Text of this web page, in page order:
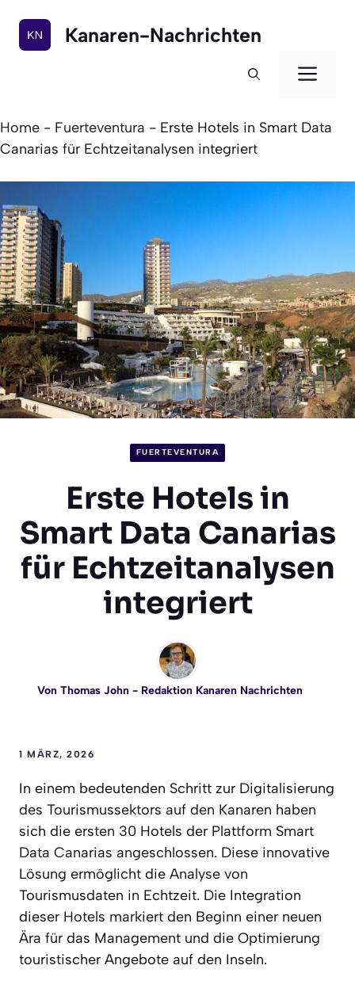
Inhalt
springen
Kanaren-Nachrichten
Home - Fuerteventura - Erste Hotels in Smart Data
Canarias für Echtzeitanalysen integriert
FUERTEVENTURA
Erste Hotels in
Smart Data Canarias
für Echtzeitanalysen
integriert
Von Thomas John- Redaktion Kanaren Nachrichten
1 MÄRZ, 2026
In einem bedeutenden Schritt zur Digitalisierung
des Tourismussektors auf den Kanaren haben
sich die ersten 30 Hotels der Plattform Smart
Data Canarias angeschlossen. Diese innovative
Lösung ermöglicht die Analyse von
Tourismusdaten in Echtzeit. Die Integration
dieser Hotels markiert den Beginn einer neuen
Ära für das Management und die Optimierung
touristischer Angebote auf den Inseln.